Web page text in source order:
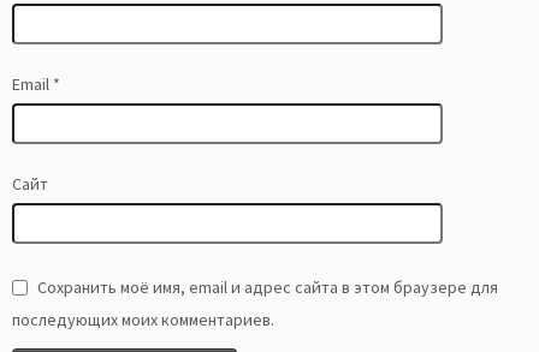
Email *
Сайт
Сохранить моё имя, email и адрес сайта в этом браузере для
последующих моих комментариев.